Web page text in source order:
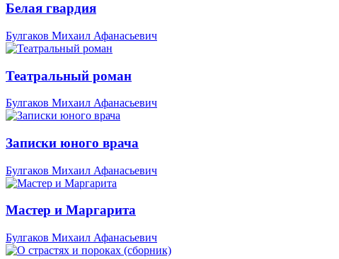
Белая гвардия
Булгаков Михаил Афанасьевич
Театральный роман
Булгаков Михаил Афанасьевич
Записки юного врача
Булгаков Михаил Афанасьевич
Мастер и Маргарита
Булгаков Михаил Афанасьевич